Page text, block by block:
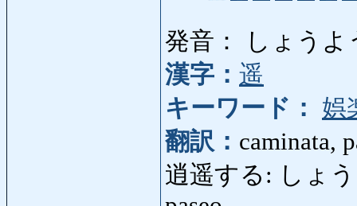
発音： しょうよ
漢字： 遥
キーワード：
娯
翻訳： caminata,
逍遥する: しょう